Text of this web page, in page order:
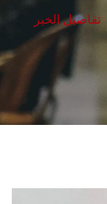
المراكز والوحدات
الأنظمة الذكية
تفاصيل الخبر